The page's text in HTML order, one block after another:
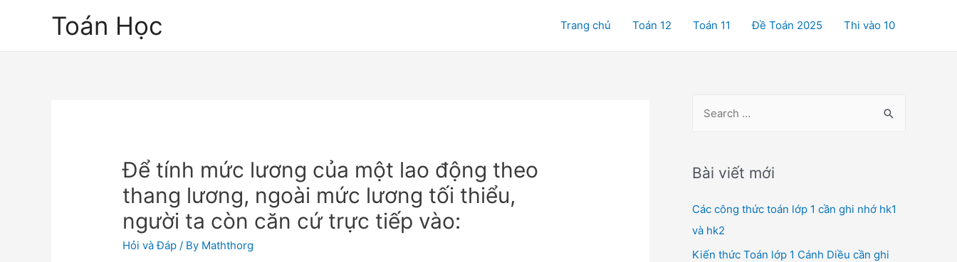
Toán Học Trang chủ Toán 12 Toán 11 Đề Toán 2025 Thi vào 10
Để tính mức lương của một lao động theo
thang lương, ngoài mức lương tối thiểu,
người ta còn căn cứ trực tiếp vào:
Hỏi và Đáp / By Maththorg
r
h
f
o
Bài viết mới
Các công thức toán lớp 1 cần ghi nhớ hk1
và hk2
Kiến thức Toán lớp 1 Cánh Diều cần ghi